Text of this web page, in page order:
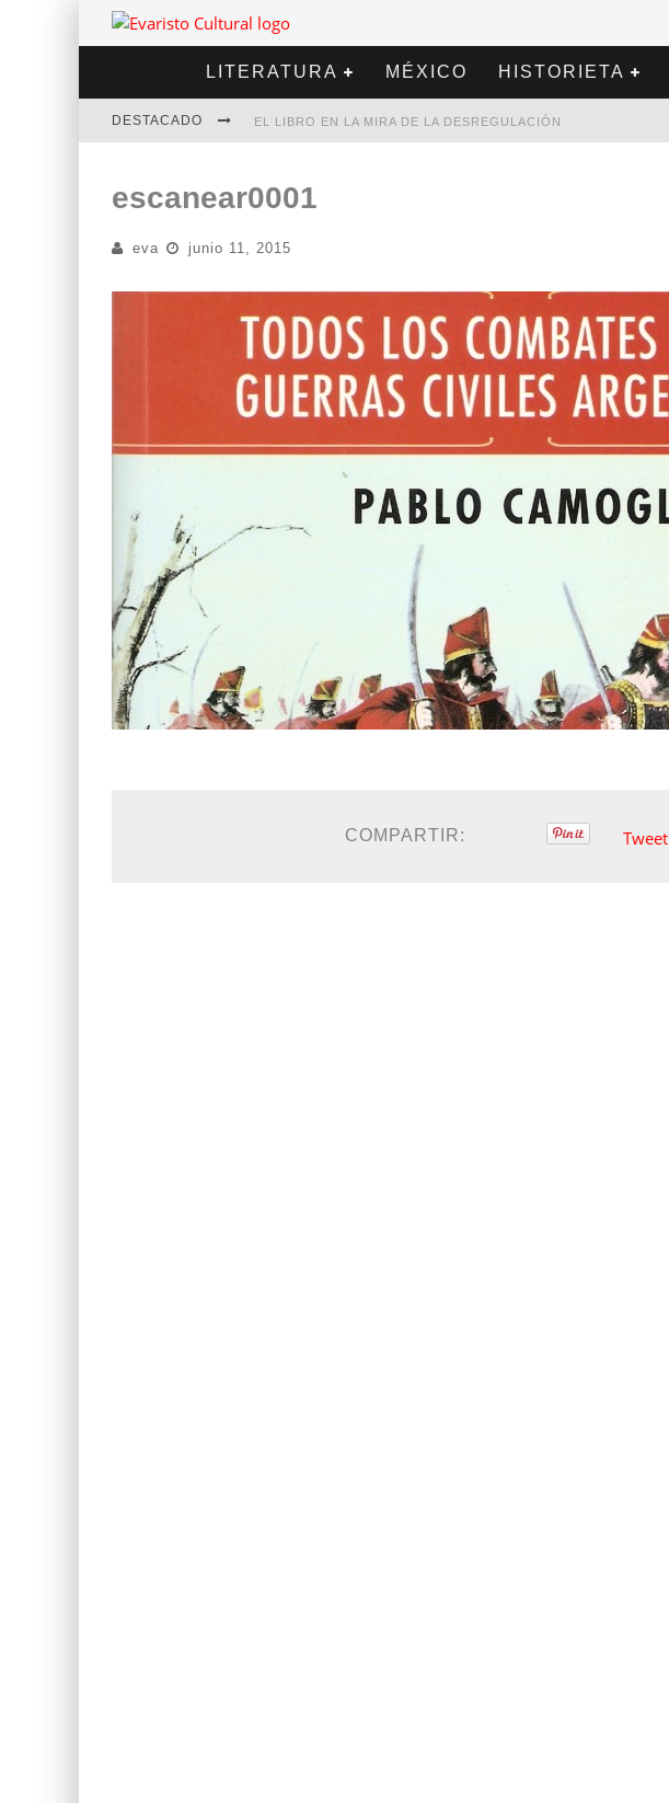
LITERATURA MÉXICO HISTORIETA
DESTACADO EL LIBRO EN LA MIRA DE LA DESREGULACIÓN
DIEGO MERET | HOTEL ACAPULCO
ALEJANDRA CORREA | LA NIEVE
escanear0001
eva junio 11, 2015
COMPARTIR: Tweet